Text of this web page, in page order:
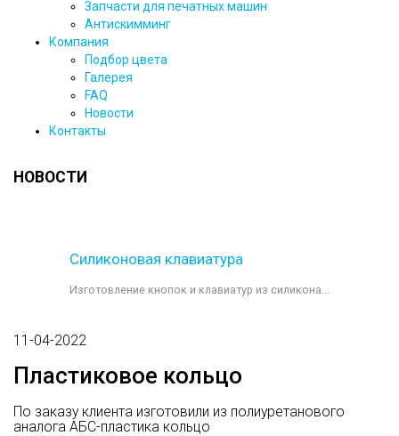
Запчасти для печатных машин
Антискимминг
Компания
Подбор цвета
Галерея
FAQ
Новости
Контакты
НОВОСТИ
Силиконовая клавиатура
Изготовление кнопок и клавиатур из силикона...
11-04-2022
Пластиковое кольцо
По заказу клиента изготовили из полиуретанового
аналога АБС-пластика кольцо